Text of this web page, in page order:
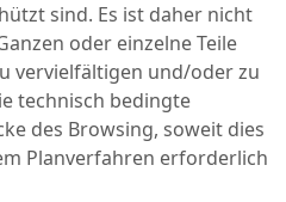
sind. Es ist daher nicht
oder einzelne Teile
vervielfältigen und/oder zu
technisch bedingte
des Browsing, soweit dies
Planverfahren erforderlich